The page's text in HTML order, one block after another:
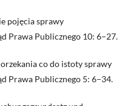
pojęcia sprawy
Prawa Publicznego 10: 6–27.
co do istoty sprawy
Prawa Publicznego 5: 6–34.